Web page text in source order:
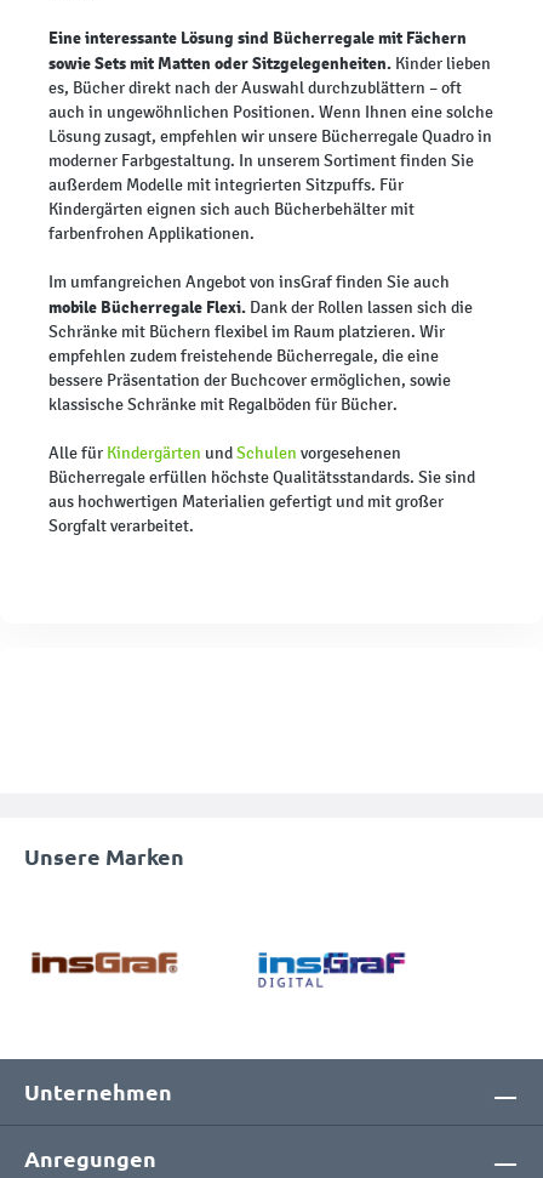
Eine interessante Lösung sind Bücherregale mit Fächern
sowie Sets mit Matten oder Sitzgelegenheiten. Kinder lieben
es, Bücher direkt nach der Auswahl durchzublättern – oft
auch in ungewöhnlichen Positionen. Wenn Ihnen eine solche
Lösung zusagt, empfehlen wir unsere Bücherregale Quadro in
moderner Farbgestaltung. In unserem Sortiment finden Sie
außerdem Modelle mit integrierten Sitzpuffs. Für
Kindergärten eignen sich auch Bücherbehälter mit
farbenfrohen Applikationen.
Im umfangreichen Angebot von insGraf finden Sie auch
mobile Bücherregale Flexi. Dank der Rollen lassen sich die
Schränke mit Büchern flexibel im Raum platzieren. Wir
empfehlen zudem freistehende Bücherregale, die eine
bessere Präsentation der Buchcover ermöglichen, sowie
klassische Schränke mit Regalböden für Bücher.
Alle für Kindergärten undSchulen vorgesehenen
Bücherregale erfüllen höchste Qualitätsstandards. Sie sind
aus hochwertigen Materialien gefertigt und mit großer
Sorgfalt verarbeitet.
Unsere Marken
Unternehmen
Anregungen